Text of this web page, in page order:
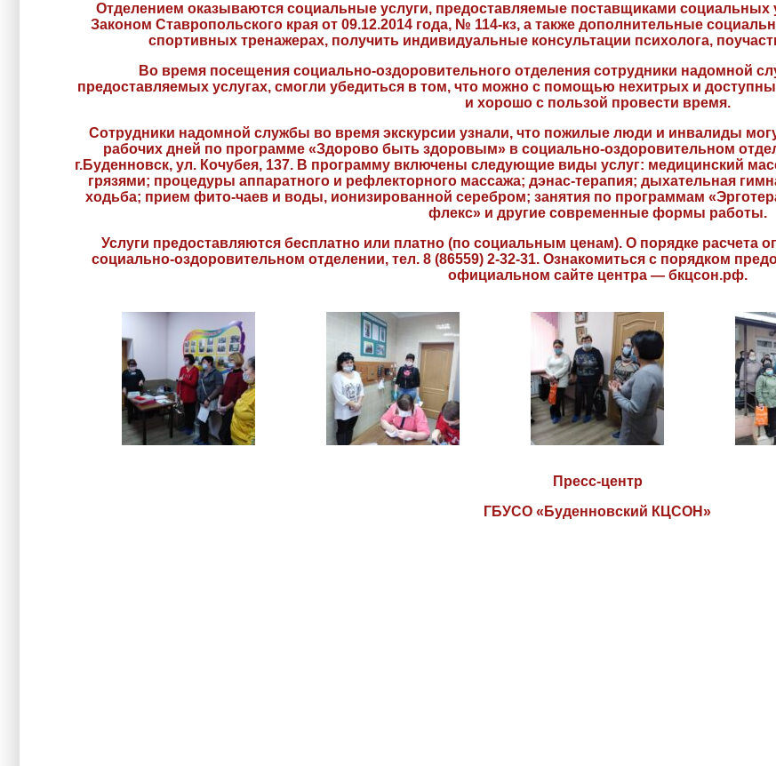
Отделением оказываются социальные услуги, предоставляемые поставщиками социальных
Законом Ставропольского края от 09.12.2014 года, № 114-кз, а также дополнительные
спортивных тренажерах, получить индивидуальные консультации психолога,
Во время посещения социально-оздоровительного отделения сотрудники надомной
предоставляемых услугах, смогли убедиться в том, что можно с помощью нехитрых и
и хорошо с пользой провести время.
Сотрудники надомной службы во время экскурсии узнали, что пожилые люди и инвалиды
рабочих дней по программе «Здорово быть здоровым» в социально-оздоровительном
г.Буденновск, ул. Кочубея, 137. В программу включены следующие виды услуг: медицинский
грязями; процедуры аппаратного и рефлекторного массажа; дэнас-терапия; дыхательная
ходьба; прием фито-чаев и воды, ионизированной серебром; занятия по программам
флекс» и другие современные формы работы.
Услуги предоставляются бесплатно или платно (по социальным ценам). О порядке расчета
социально-оздоровительном отделении, тел. 8 (86559) 2-32-31. Ознакомиться с порядком
официальном сайте центра — бкцсон.рф.
Пресс-центр
ГБУСО «Буденновский КЦСОН»